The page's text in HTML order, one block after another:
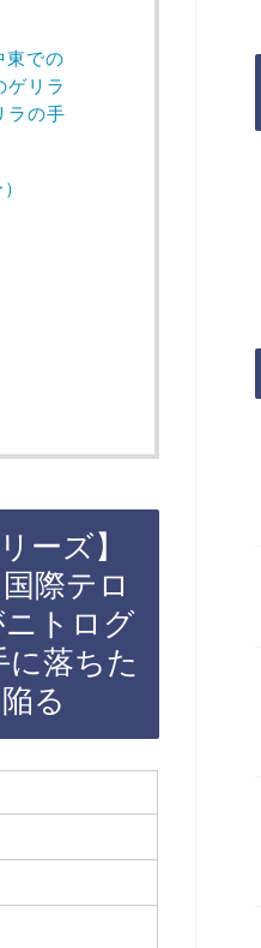
東での
ゲリラ
ラの手
ーズ】
際テロ
トログ
落ちた
る